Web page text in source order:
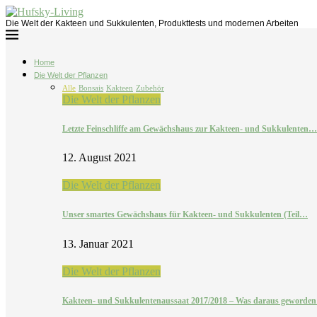
Die Welt der Kakteen und Sukkulenten, Produkttests und modernen Arbeiten
Home
Die Welt der Pflanzen
Alle Bonsais Kakteen Zubehör
Die Welt der Pflanzen
Letzte Feinschliffe am Gewächshaus zur Kakteen- und Sukkulenten…
12. August 2021
Die Welt der Pflanzen
Unser smartes Gewächshaus für Kakteen- und Sukkulenten (Teil…
13. Januar 2021
Die Welt der Pflanzen
Kakteen- und Sukkulentenaussaat 2017/2018 – Was daraus